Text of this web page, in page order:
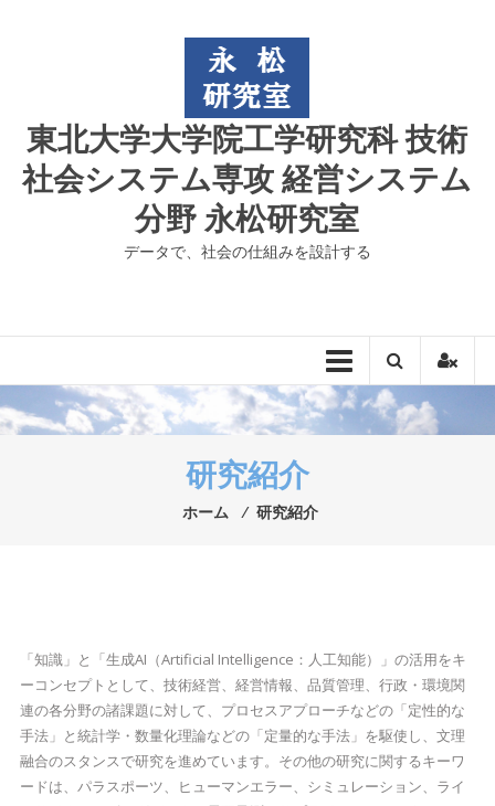
東北大学大学院工学研究科 技術
社会システム専攻 経営システム
分野 永松研究室
データで、社会の仕組みを設計する
研究紹介
ホーム ⁄ 研究紹介
「知識」と「生成AI（Artificial Intelligence：人工知能）」の活用をキ
ーコンセプトとして、技術経営、経営情報、品質管理、行政・環境関
連の各分野の諸課題に対して、プロセスアプローチなどの「定性的な
手法」と統計学・数量化理論などの「定量的な手法」を駆使し、文理
融合のスタンスで研究を進めています。その他の研究に関するキーワ
ードは、パラスポーツ、ヒューマンエラー、シミュレーション、ライ